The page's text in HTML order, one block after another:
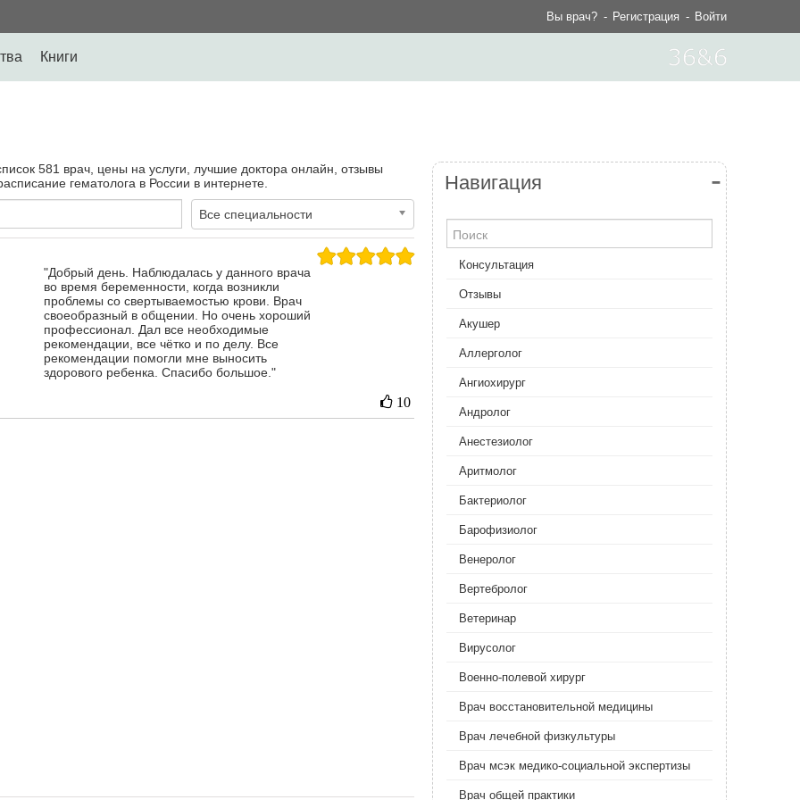
Вы врач? Регистрация Войти
Книги
581 врач, цены на услуги, лучшие доктора онлайн, отзывы
гематолога в России в интернете.
Все специальности
"Добрый день. Наблюдалась у данного врача
во время беременности, когда возникли
проблемы со свертываемостью крови. Врач
своеобразный в общении. Но очень хороший
профессионал. Дал все необходимые
рекомендации, все чётко и по делу. Все
рекомендации помогли мне выносить
здорового ребенка. Спасибо большое."
10
Навигация
Консультация
Отзывы
Акушер
Аллерголог
Ангиохирург
Андролог
Анестезиолог
Аритмолог
Бактериолог
Барофизиолог
Венеролог
Вертебролог
Ветеринар
Вирусолог
Военно-полевой хирург
Врач восстановительной медицины
Врач лечебной физкультуры
Врач мсэк медико-социальной экспертизы
Врач общей практики